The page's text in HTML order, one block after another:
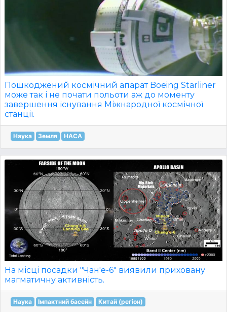
Пошкоджений космічний апарат Boeing Starliner
може так і не почати польоти аж до моменту
завершення існування Міжнародної космічної
станції.
Наука Земля НАСА
На місці посадки "Чан'е-6" виявили приховану
магматичну активність.
Наука Імпактний басейн Китай (регіон)